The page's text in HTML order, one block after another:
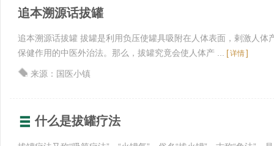
追本溯源话拔罐
追本溯源话拔罐 拔罐是利用负压使罐具吸附在人体表面，剌激人体
保健作用的中医外治法。那么，拔罐究竟会使人体产 ...
[详情]
来源：国医小镇
什么是拔罐疗法